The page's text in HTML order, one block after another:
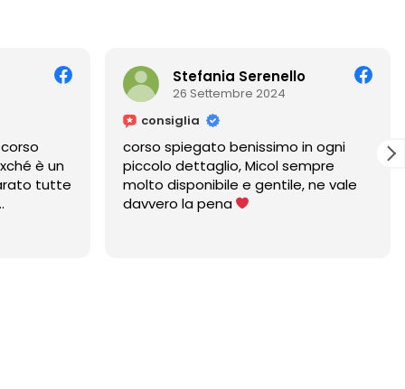
è un
tutte
è
Stefania Serenello
26 Settembre 2024
consiglia
corso spiegato benissimo in ogni
piccolo dettaglio, Micol sempre
molto disponibile e gentile, ne vale
davvero la pena